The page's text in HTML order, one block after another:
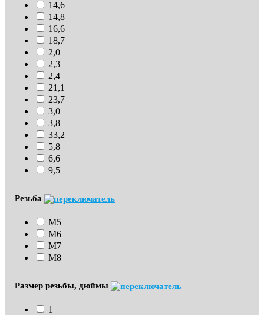
14,6
14,8
16,6
18,7
2,0
2,3
2,4
21,1
23,7
3,0
3,8
33,2
5,8
6,6
9,5
Резьба
М5
М6
М7
М8
Размер резьбы, дюймы
1